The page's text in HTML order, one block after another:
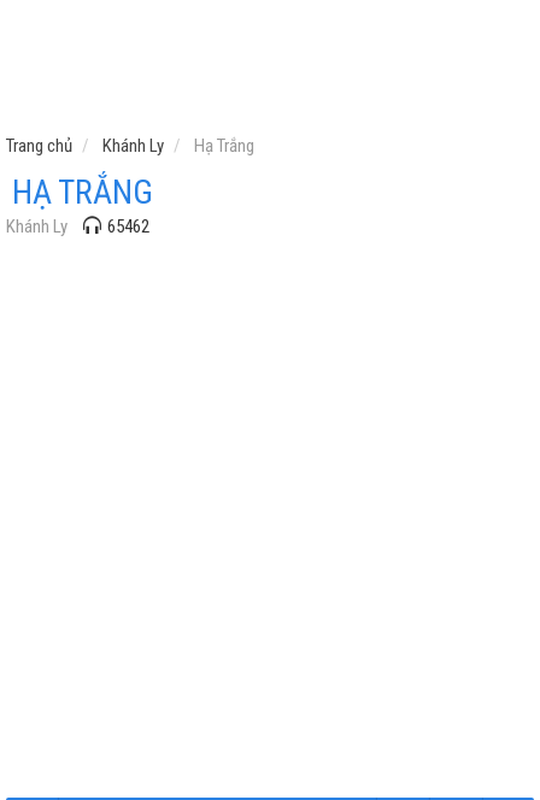
Trang chủ Khánh Ly Hạ Trắng
HẠ TRẮNG
Khánh Ly 65462